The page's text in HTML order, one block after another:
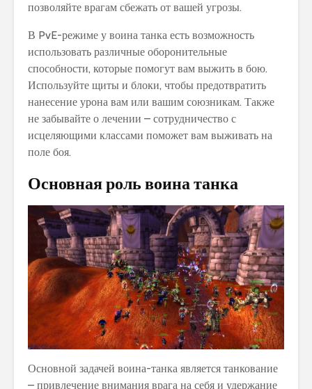
позволяйте врагам сбежать от вашей угрозы.
В PvE-режиме у воина танка есть возможность
использовать различные оборонительные
способности, которые помогут вам выжить в бою.
Используйте щиты и блоки, чтобы предотвратить
нанесение урона вам или вашим союзникам. Также
не забывайте о лечении – сотрудничество с
исцеляющими классами поможет вам выживать на
поле боя.
Основная роль воина танка
Основной задачей воина-танка является танкование
– привлечение внимания врага на себя и удержание